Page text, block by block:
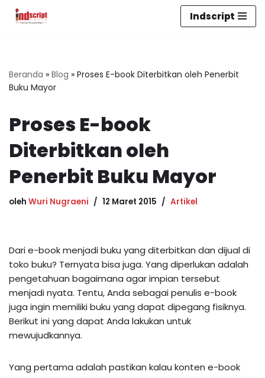
Indscript
Beranda » Blog » Proses E-book Diterbitkan oleh Penerbit
Buku Mayor
Proses E-book
Diterbitkan oleh
Penerbit Buku Mayor
oleh Wuri Nugraeni 12 Maret 2015 Artikel
Dari e-book menjadi buku yang diterbitkan dan dijual di
toko buku? Ternyata bisa juga. Yang diperlukan adalah
pengetahuan bagaimana agar impian tersebut
menjadi nyata. Tentu, Anda sebagai penulis e-book
juga ingin memiliki buku yang dapat dipegang fisiknya.
Berikut ini yang dapat Anda lakukan untuk
mewujudkannya.
Yang pertama adalah pastikan kalau konten e-book